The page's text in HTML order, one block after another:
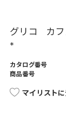
グリコ カフ
*
カタログ番号
商品番号
マイリスト